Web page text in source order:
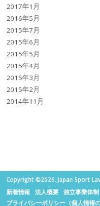
2017年1月
2016年5月
2015年7月
2015年6月
2015年5月
2015年4月
2015年3月
2015年2月
2014年11月
Copyright ©2026. Japan Sport
新着情報
法人概要 独立事業体制
プライバシーポリシー（個人情報